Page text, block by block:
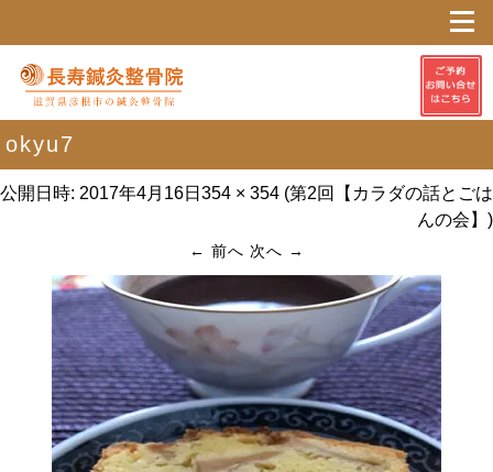
okyu7
公開日時: 2017年4月16日 354 × 354 (第2回【カラダの話とごは
んの会】 )
← 前へ 次へ →